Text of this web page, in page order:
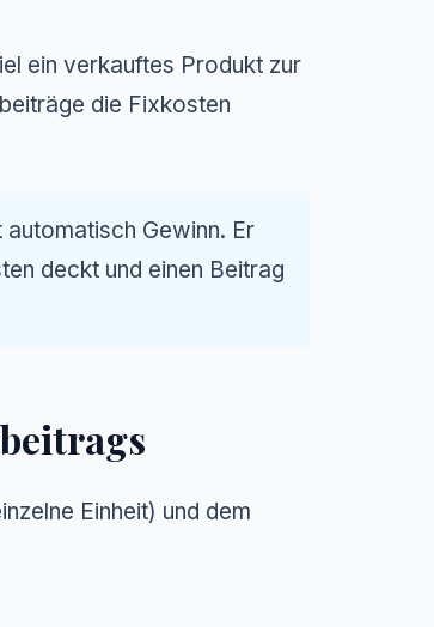
ein verkauftes Produkt zur
die Fixkosten
Gewinn. Er
deckt und einen Beitrag
Einheit) und dem